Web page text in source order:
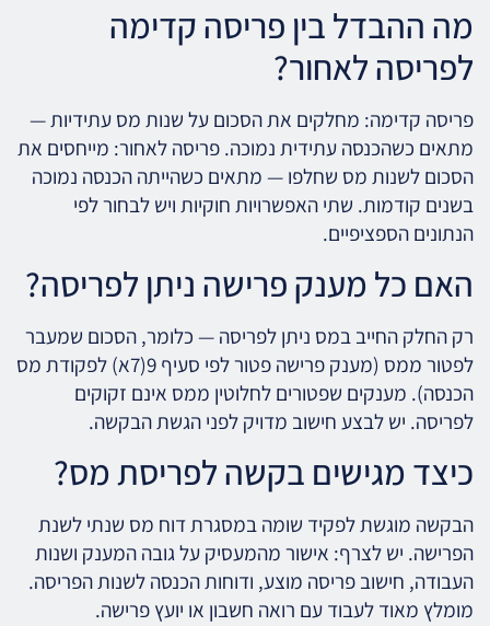
מה ההבדל בין פריסה קדימה
לפריסה לאחור?
פריסה קדימה: מחלקים את הסכום על שנות מס עתידיות —
מתאים כשהכנסה עתידית נמוכה. פריסה לאחור: מייחסים את
הסכום לשנות מס שחלפו — מתאים כשהייתה הכנסה נמוכה
בשנים קודמות. שתי האפשרויות חוקיות ויש לבחור לפי
הנתונים הספציפיים.
האם כל מענק פרישה ניתן לפריסה?
רק החלק החייב במס ניתן לפריסה — כלומר, הסכום שמעבר
לפטור ממס (מענק פרישה פטור לפי סעיף 9(7א) לפקודת מס
הכנסה). מענקים שפטורים לחלוטין ממס אינם זקוקים
לפריסה. יש לבצע חישוב מדויק לפני הגשת הבקשה.
כיצד מגישים בקשה לפריסת מס?
הבקשה מוגשת לפקיד שומה במסגרת דוח מס שנתי לשנת
הפרישה. יש לצרף: אישור מהמעסיק על גובה המענק ושנות
העבודה, חישוב פריסה מוצע, ודוחות הכנסה לשנות הפריסה.
מומלץ מאוד לעבוד עם רואה חשבון או יועץ פרישה.